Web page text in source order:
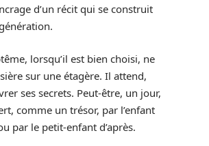
d’un récit qui se construit
lorsqu’il est bien choisi, ne
sur une étagère. Il attend,
ses secrets. Peut-être, un jour,
comme un trésor, par l’enfant
par le petit-enfant d’après.